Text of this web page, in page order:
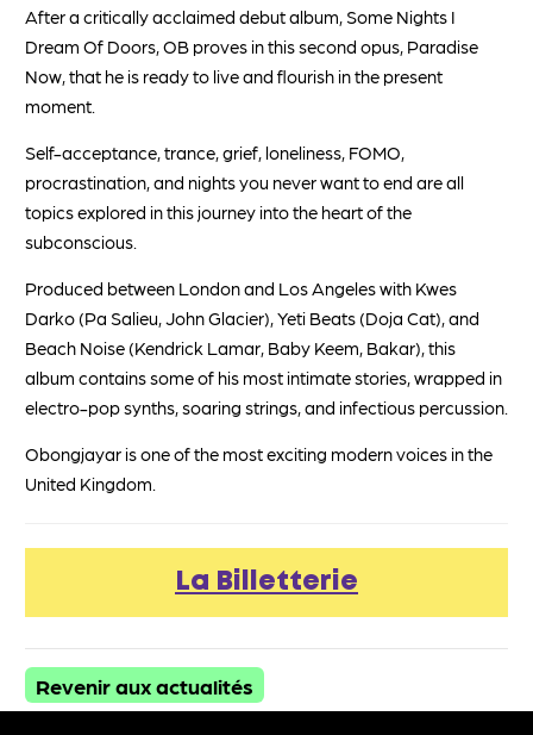
After a critically acclaimed debut album, Some Nights I
Dream Of Doors, OB proves in this second opus, Paradise
Now, that he is ready to live and flourish in the present
moment.
Self-acceptance, trance, grief, loneliness, FOMO,
procrastination, and nights you never want to end are all
topics explored in this journey into the heart of the
subconscious.
Produced between London and Los Angeles with Kwes
Darko (Pa Salieu, John Glacier), Yeti Beats (Doja Cat), and
Beach Noise (Kendrick Lamar, Baby Keem, Bakar), this
album contains some of his most intimate stories, wrapped in
electro-pop synths, soaring strings, and infectious percussion.
Obongjayar is one of the most exciting modern voices in the
United Kingdom.
La Billetterie
Revenir aux actualités